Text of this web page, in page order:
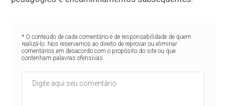
* O conteúdo de cada comentário é de responsabilidade de quem
realizá-lo. Nos reservamos ao direito de reprovar ou eliminar
comentários em desacordo com o propósito do site ou que
contenham palavras ofensivas.